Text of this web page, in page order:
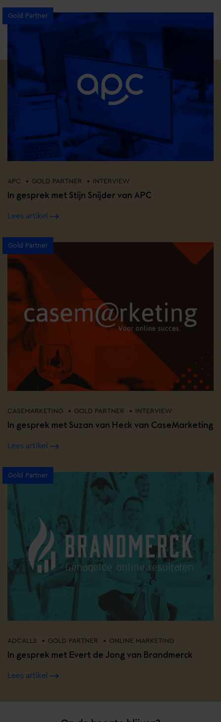
Gold Partner
APC • GOLD PARTNER • INTERVIEW
In gesprek met Stijn Snijder van APC
Lees artikel
Gold Partner
CASEMARKETING • GOLD PARTNER • INTERVIEW
In gesprek met Suzan van Heck van CaseMarketing
Lees artikel
Gold Partner
ADCALLS • GOLD PARTNER • ONLINE MARKETING
In gesprek met Evert de Jong van Brandmerck
Lees artikel